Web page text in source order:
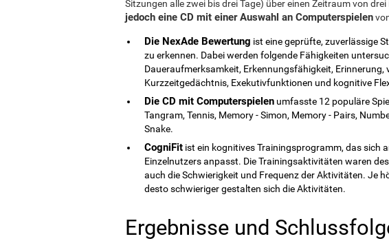
Sitzungen alle zwei bis drei Tage) über einen Zeitraum von
jedoch eine CD mit einer Auswahl an Computerspielen
Die NexAde Bewertung ist eine geprüfte, zuverlässige
zu erkennen. Dabei werden folgende Fähigkeiten
Daueraufmerksamkeit, Erkennungsfähigkeit, Erinnerung,
Kurzzeitgedächtnis, Exekutivfunktionen und kognitive
Die CD mit Computerspielen umfasste 12 populäre
Tangram, Tennis, Memory - Simon, Memory - Pairs,
Snake.
CogniFit ist ein kognitives Trainingsprogramm, das sich
Einzelnutzers anpasst. Die Trainingsaktivitäten waren
auch die Schwierigkeit und Frequenz der Aktivitäten. Je
desto schwieriger gestalten sich die Aktivitäten.
Ergebnisse und